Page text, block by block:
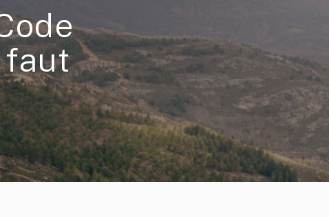
faut